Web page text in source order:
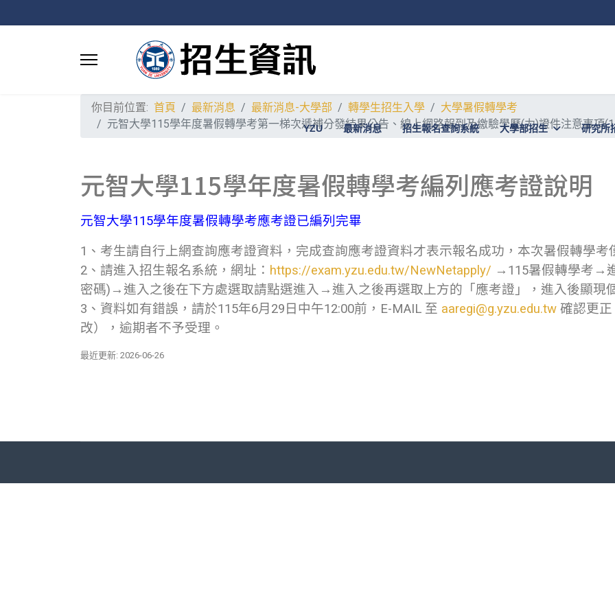
YZU 最新消息 招生報名查詢系統 大學部招生 研究所
你目前位置: 首頁 最新消息 最新消息-大學部 轉學生招生入學
大學暑假轉學考
元智大學115學年度暑假轉學考第一梯次遞補分發結果公告、線上網路報到及繳驗學歷(力)證件注意事項
元智大學115學年度暑假轉學考編列應考證說明
元智大學115學年度暑假轉學考應考證已編列完畢
1、考生請自行上網查詢應考證資料，完成查詢應考證資料才表示報名成功，本次暑假轉學考
2、請進入招生報名系統，網址： https://exam.yzu.edu.tw/NewNetapply/ →115暑假轉學考→
密碼)→進入之後在下方處選取請點選進入→進入之後再選取上方的「應考證」，進入後顯現
3、資料如有錯誤，請於115年6月29日中午12:00前，E-MAIL 至 aaregi@g.yzu.edu.tw 確認更
改），逾期者不予受理。
最近更新: 2026-06-26